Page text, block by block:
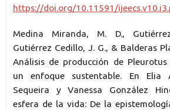
https://doi.org/10.11591/
Medina Miranda, M. D.,
Gutiérrez Cedillo, J. G., & Balderas
Análisis de producción de
un enfoque sustentable. En Elia
Sequeira y Vanessa González
esfera de la vida: De la